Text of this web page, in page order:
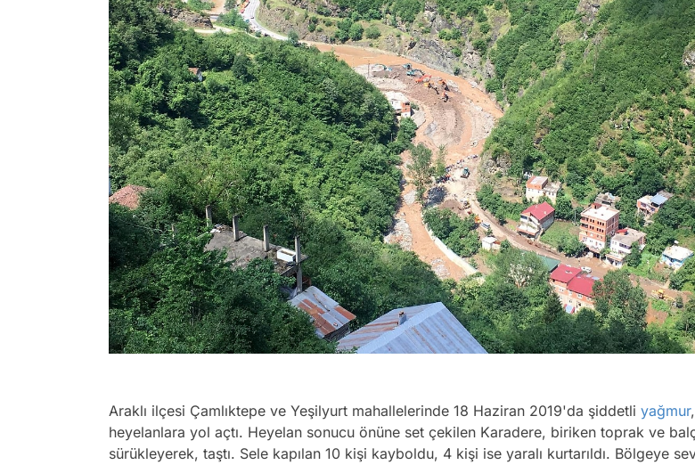
Araklı ilçesi Çamlıktepe ve Yeşilyurt mahallelerinde 18 Haziran 2019'da şiddetli yağmur
heyelanlara yol açtı. Heyelan sonucu önüne set çekilen Karadere, biriken toprak ve
sürükleyerek, taştı. Sele kapılan 10 kişi kayboldu, 4 kişi ise yaralı kurtarıldı. Bölgeye